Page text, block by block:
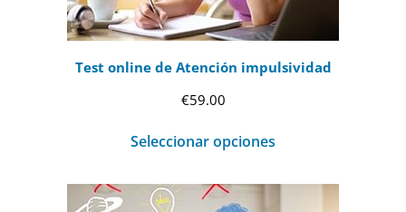
Test online de Atención impulsividad
€59.00
Seleccionar opciones